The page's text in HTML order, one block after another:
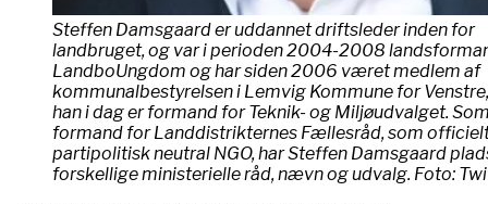
Steffen Damsgaard er uddannet driftsleder inden for
landbruget, og var i perioden 2004-2008
LandboUngdom og har siden 2006 været medlem af
kommunalbestyrelsen i Lemvig Kommune for
han i dag er formand for Teknik- og Miljøudvalget.
formand for Landdistrikternes Fællesråd, som
partipolitisk neutral NGO, har Steffen Damsgaard
forskellige ministerielle råd, nævn og udvalg. Foto: